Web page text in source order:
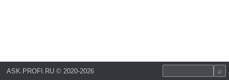
ASK.PROFI.RU © 2020-2026